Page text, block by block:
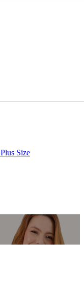
Plus Size